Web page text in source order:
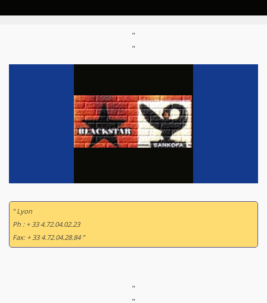
"
"
“ Lyon
Ph : + 33 4.72.04.02.23
Fax: + 33 4.72.04.28.84 ”
"